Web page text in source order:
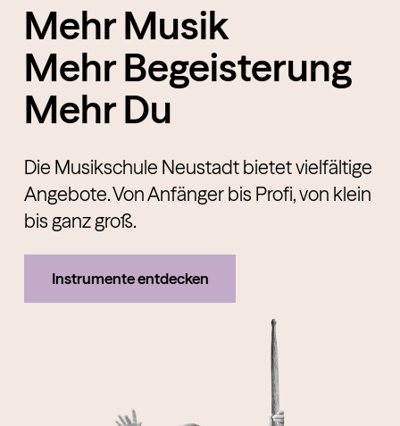
Mehr Musik
Mehr Begeisterung
Mehr Du
Die Musikschule Neustadt bietet vielfältige
Angebote. Von Anfänger bis Profi, von klein
bis ganz groß.
Instrumente entdecken